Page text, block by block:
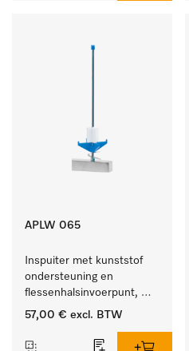
APLW 065
Inspuiter met kunststof
ondersteuning en
flessenhalsinvoerpunt,
ster, Ø 6, lengte 275 mm.
57,00 € excl. BTW